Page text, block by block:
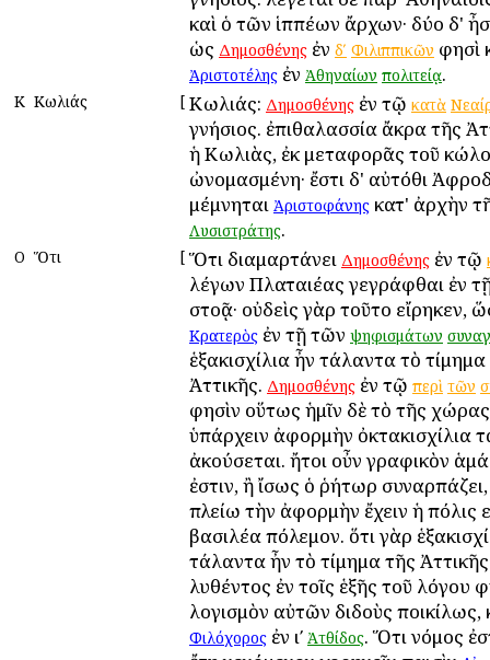
καὶ ὁ τῶν ἱππέων ἄρχων· δύο δ'
ὡς Δημοσθένης ἐν δʹ Φιλιππικῶν φησὶ
Ἀριστοτέλης ἐν Ἀθηναίων πολιτείᾳ.
Κ Κωλιάς [ Κωλιάς: Δημοσθένης ἐν τῷ κατὰ
γνήσιος. ἐπιθαλασσία ἄκρα τῆς
ἡ Κωλιὰς, ἐκ μεταφορᾶς τοῦ
ὠνομασμένη· ἔστι δ' αὐτόθι
μέμνηται Ἀριστοφάνης κατ' ἀρχὴν
Λυσιστράτης.
Ο Ὅτι [ Ὅτι διαμαρτάνει Δημοσθένης ἐν τῷ
λέγων Πλαταιέας γεγράφθαι ἐν
στοᾷ· οὐδεὶς γὰρ τοῦτο εἴρηκεν,
Κρατερὸς ἐν τῇ τῶν ψηφισμάτων
ἑξακισχίλια ἦν τάλαντα τὸ
Ἀττικῆς. Δημοσθένης ἐν τῷ περὶ τῶν
φησὶν οὕτως ἡμῖν δὲ τὸ τῆς
ὑπάρχειν ἀφορμὴν ὀκτακισχίλια
ἀκούσεται. ἤτοι οὖν γραφικὸν
ἐστιν, ἢ ἴσως ὁ ῥήτωρ
πλείω τὴν ἀφορμὴν ἔχειν ἡ πόλις
βασιλέα πόλεμον. ὅτι γὰρ
τάλαντα ἦν τὸ τίμημα τῆς
λυθέντος ἐν τοῖς ἑξῆς τοῦ λόγου
λογισμὸν αὐτῶν διδοὺς ποικίλως,
Φιλόχορος ἐν ιʹ Ἀτθίδος. Ὅτι νόμος